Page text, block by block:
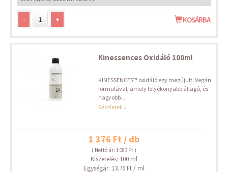
- + KOSÁRBA
Kinessences Oxidáló 100ml
KINESSENCES™ oxidáló egy megújult, Vegán
formulával, amely folyékonyabb állagú, és
nagyobb...
Részletek »
1 376 Ft / db
( Nettó ár: 1 083 Ft )
Kiszerelés: 100 ml
Egységár: 13.76 Ft / ml